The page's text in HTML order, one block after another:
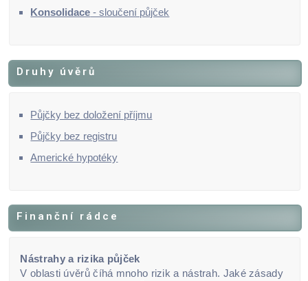
Konsolidace - sloučení půjček
Druhy úvěrů
Půjčky bez doložení příjmu
Půjčky bez registru
Americké hypotéky
Finanční rádce
Nástrahy a rizika půjček
V oblasti úvěrů číhá mnoho rizik a nástrah. Jaké zásady